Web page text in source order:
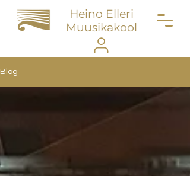
Heino Elleri
Muusikakool
Blog